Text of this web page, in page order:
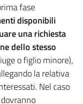
fase
disponibili
una richiesta
dello stesso
o figlio minore),
la relativa
Nel caso